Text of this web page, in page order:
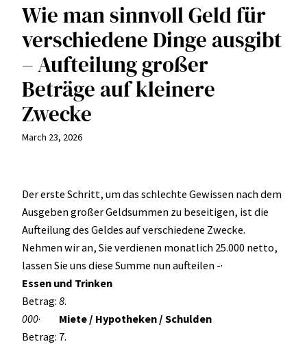
Wie man sinnvoll Geld für
verschiedene Dinge ausgibt
– Aufteilung großer
Beträge auf kleinere
Zwecke
March 23, 2026
Der erste Schritt, um das schlechte Gewissen nach dem
Ausgeben großer Geldsummen zu beseitigen, ist die
Aufteilung des Geldes auf verschiedene Zwecke.
Nehmen wir an, Sie verdienen monatlich 25.000 netto,
lassen Sie uns diese Summe nun aufteilen -·
Essen und Trinken
Betrag: 8.
000· Miete / Hypotheken / Schulden
Betrag: 7.